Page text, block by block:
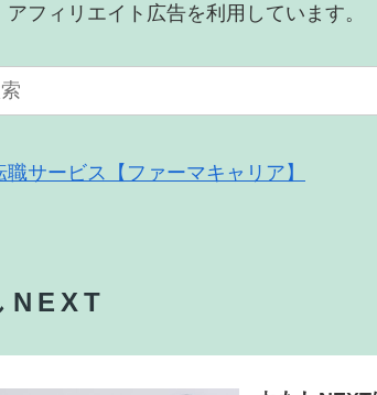
フィリエイト広告を利用しています。
サービス【ファーマキャリア】
NEXT